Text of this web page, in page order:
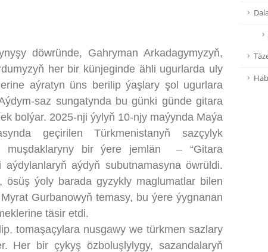
döwründe, Gahryman Arkadagymyzyň,
her bir künjeginde ähli ugurlarda uly
aýratyn üns berilip ýaşlary şol ugurlara
saz sungatynda bu günki günde gitara
bolýar. 2025-nji ýylyň 10-njy maýynda Maýa
geçirilen Türkmenistanyň sazçylyk
muşdaklaryny bir ýere jemlän – “Gitara
aýdyň subutnamasyna öwrüldi.
ýoly barada gyzykly maglumatlar bilen
Gurbanowyň temasy, bu ýere ýygnanan
täsir etdi.
tomaşaçylara nusgawy we türkmen sazlary
Her bir çykyş özboluşlylygy, sazandalaryň